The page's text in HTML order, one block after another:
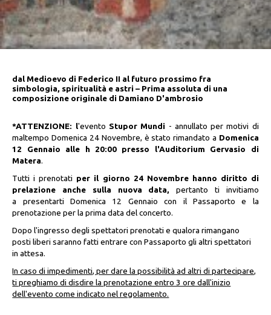
dal Medioevo di Federico II al futuro prossimo fra
simbologia, spiritualità e astri – Prima assoluta di una
composizione originale di Damiano D'ambrosio
*ATTENZIONE: l'evento Stupor Mundi - annullato per motivi di
maltempo Domenica 24 Novembre, è stato rimandato a Domenica
12 Gennaio alle h 20:00 presso l'Auditorium Gervasio di
Matera.
Tutti i prenotati per il giorno 24 Novembre hanno diritto di
prelazione anche sulla nuova data,
pertanto ti invitiamo
a presentarti Domenica 12 Gennaio con il Passaporto e la
prenotazione per la prima data del concerto.
Dopo l'ingresso degli spettatori prenotati e qualora rimangano
posti liberi saranno fatti entrare con Passaporto gli altri spettatori
in attesa.
In caso di impedimenti, per dare la possibilità ad altri di partecipare,
ti preghiamo di disdire la prenotazione entro 3 ore dall'inizio
dell'evento come indicato nel regolamento.